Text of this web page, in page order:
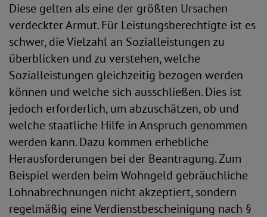
Diese gelten als eine der größten Ursachen
verdeckter Armut. Für Leistungsberechtigte ist es
schwer, die Vielzahl an Sozialleistungen zu
überblicken und zu verstehen, welche
Sozialleistungen gleichzeitig bezogen werden
können und welche sich ausschließen. Dies ist
jedoch erforderlich, um abzuschätzen, ob und
welche staatliche Hilfe in Anspruch genommen
werden kann. Dazu kommen erhebliche
Herausforderungen bei der Beantragung. Zum
Beispiel werden beim Wohngeld gebräuchliche
Lohnabrechnungen nicht akzeptiert, sondern
regelmäßig eine Verdienstbescheinigung nach §